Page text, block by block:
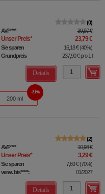
0
AVP*** 39,97 €
Unser Preis* 23,79 €
Sie sparen 16,18 €(40%)
Grundpreis
237,90 €pro 1 l
Details
200 ml
31%
2
AVP*** 10,98 €
Unser Preis* 3,29 €
Sie sparen 7,69 €(70%)
verw. bis*****:
01/2027
Details